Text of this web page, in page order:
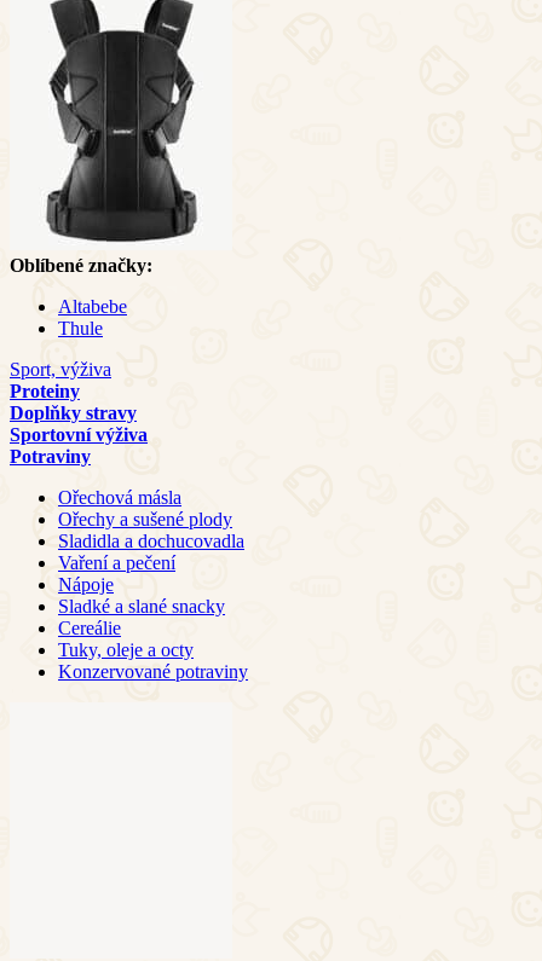
Oblíbené značky:
Altabebe
Thule
Sport, výživa
Proteiny
Doplňky stravy
Sportovní výživa
Potraviny
Ořechová másla
Ořechy a sušené plody
Sladidla a dochucovadla
Vaření a pečení
Nápoje
Sladké a slané snacky
Cereálie
Tuky, oleje a octy
Konzervované potraviny